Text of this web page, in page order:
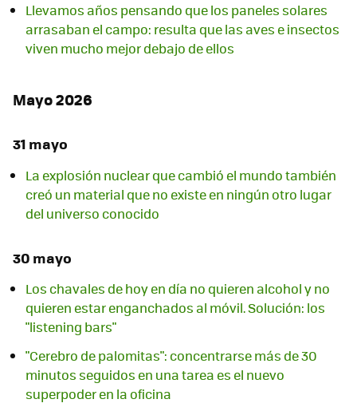
Llevamos años pensando que los paneles solares
arrasaban el campo: resulta que las aves e insectos
viven mucho mejor debajo de ellos
Mayo 2026
31 mayo
La explosión nuclear que cambió el mundo también
creó un material que no existe en ningún otro lugar
del universo conocido
30 mayo
Los chavales de hoy en día no quieren alcohol y no
quieren estar enganchados al móvil. Solución: los
"listening bars"
"Cerebro de palomitas": concentrarse más de 30
minutos seguidos en una tarea es el nuevo
superpoder en la oficina